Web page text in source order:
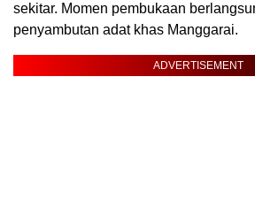
sekitar. Momen pembukaan
penyambutan adat khas Manggarai.
ADVERTISEMENT